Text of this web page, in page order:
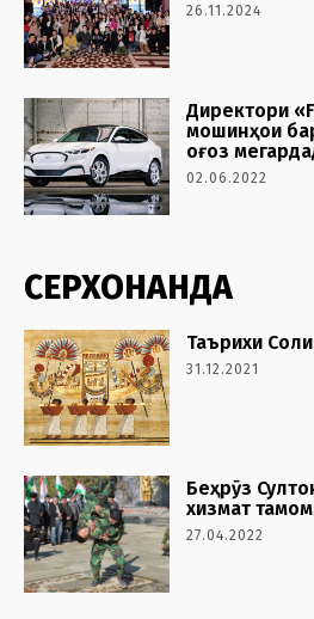
26.11.2024
Директори
мошинҳои
оғоз
02.06.2022
СЕРХОНАНДА
Таърихи
31.12.2021
Беҳрӯз
хизмат
27.04.2022